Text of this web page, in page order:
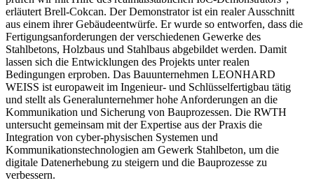
erläutert Brell-Cokcan. Der Demonstrator ist ein realer Ausschnitt
aus einem ihrer Gebäudeentwürfe. Er wurde so entworfen, dass die
Fertigungsanforderungen der verschiedenen Gewerke des
Stahlbetons, Holzbaus und Stahlbaus abgebildet werden. Damit
lassen sich die Entwicklungen des Projekts unter realen
Bedingungen erproben. Das Bauunternehmen LEONHARD
WEISS ist europaweit im Ingenieur- und Schlüsselfertigbau tätig
und stellt als Generalunternehmer hohe Anforderungen an die
Kommunikation und Sicherung von Bauprozessen. Die RWTH
untersucht gemeinsam mit der Expertise aus der Praxis die
Integration von cyber-physischen Systemen und
Kommunikationstechnologien am Gewerk Stahlbeton, um die
digitale Datenerhebung zu steigern und die Bauprozesse zu
verbessern.